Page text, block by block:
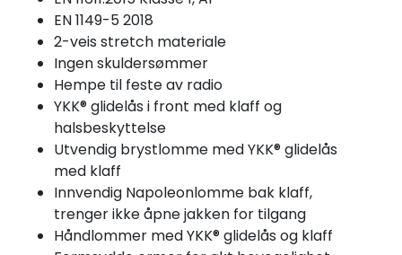
EN 1149-5 2018
2-veis stretch materiale
Ingen skuldersømmer
Hempe til feste av radio
YKK® glidelås i front med klaff og
halsbeskyttelse
Utvendig brystlomme med YKK® glidelås
med klaff
Innvendig Napoleonlomme bak klaff,
trenger ikke åpne jakken for tilgang
Håndlommer med YKK® glidelås og klaff